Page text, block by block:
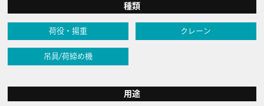
種類
荷役・揚重 クレーン
吊具/荷締め機
用途